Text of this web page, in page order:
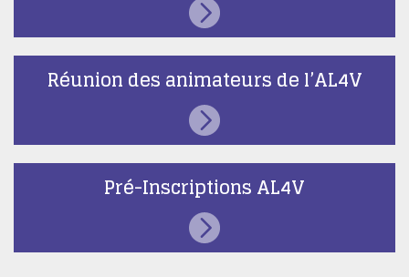
Réunion des animateurs de l’AL4V
Pré-Inscriptions AL4V